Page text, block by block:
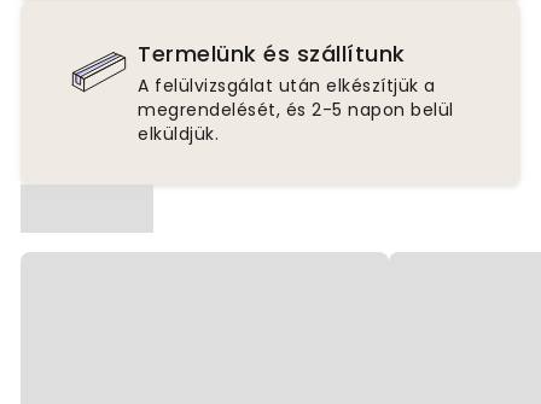
Termelünk és szállítunk
A felülvizsgálat után elkészítjük a
megrendelését, és 2-5 napon belül
elküldjük.